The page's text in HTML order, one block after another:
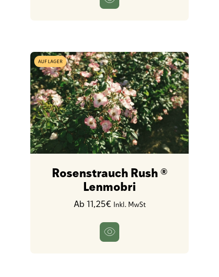
AUF LAGER
Rosenstrauch Rush ®
Lenmobri
Ab 11,25€ Inkl. MwSt